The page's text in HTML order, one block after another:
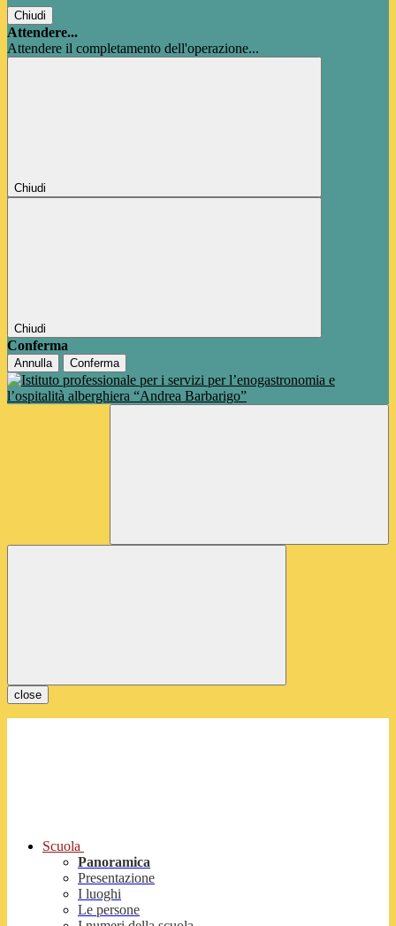
Chiudi
Attendere...
Attendere il completamento dell'operazione...
Chiudi
Chiudi
Conferma
Annulla Conferma
close
Scuola
Panoramica
Presentazione
I luoghi
Le persone